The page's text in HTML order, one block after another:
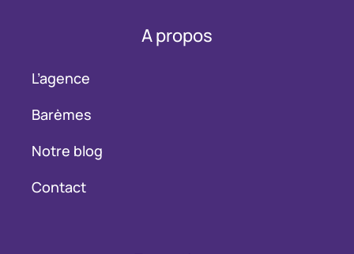
A propos
L’agence
Barèmes
Notre blog
Contact